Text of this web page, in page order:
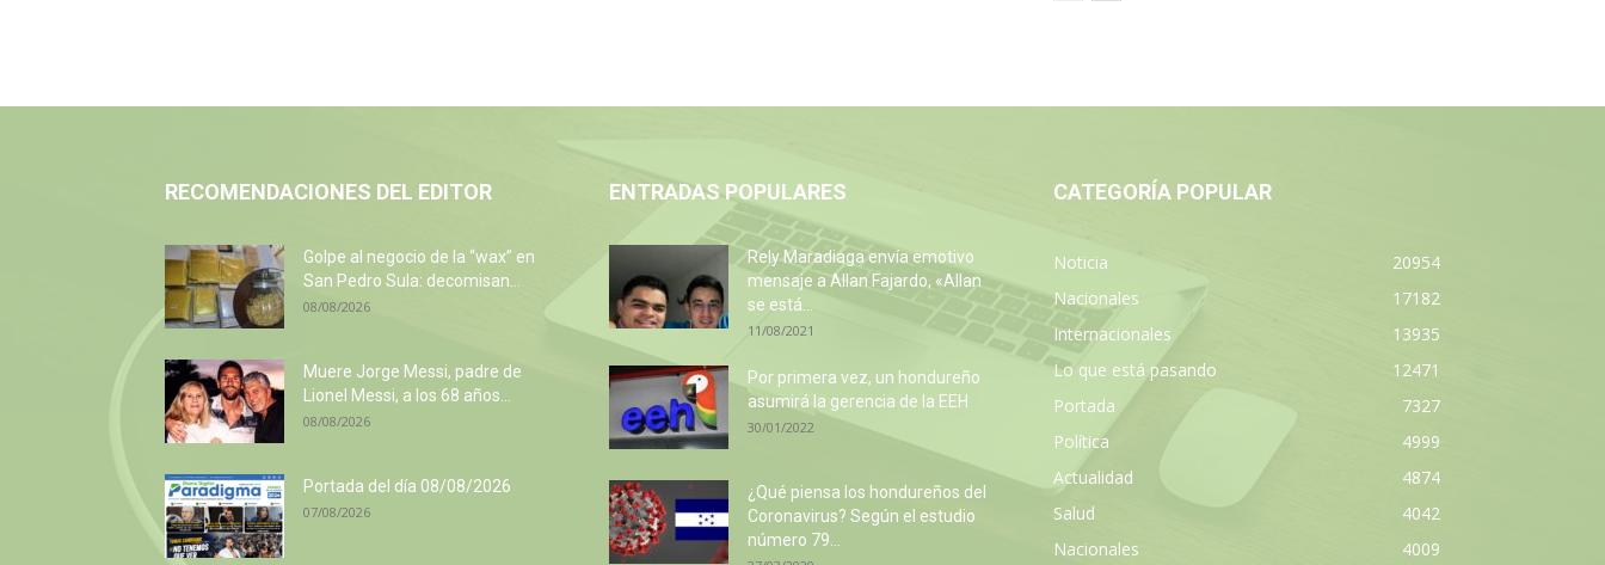
RECOMENDACIONES DEL EDITOR
Golpe al negocio de la “wax” en
San Pedro Sula: decomisan...
08/08/2026
Muere Jorge Messi, padre de
Lionel Messi, a los 68 años...
08/08/2026
Portada del día 08/08/2026
07/08/2026
ENTRADAS POPULARES
Rely Maradiaga envía emotivo
mensaje a Allan Fajardo, «Allan
se está...
11/08/2021
Por primera vez, un hondureño
asumirá la gerencia de la EEH
30/01/2022
¿Qué piensa los hondureños del
Coronavirus? Según el estudio
número 79...
CATEGORÍA POPULAR
Noticia
20954
Nacionales
17182
Internacionales
13935
Lo que está pasando
12471
Portada
7327
Política
4999
Actualidad
4874
Salud
4042
Nacionales
4009